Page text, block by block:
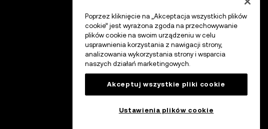
Poprzez kliknięcie na „Akceptacja wszystkich plików
cookie” jest wyrażona zgoda na przechowywanie
plików cookie na swoim urządzeniu w celu
usprawnienia korzystania z nawigacji strony,
analizowania wykorzystania strony i wsparcia
naszych działań marketingowych.
Akceptuj wszystkie pliki cookie
Ustawienia plików cookie